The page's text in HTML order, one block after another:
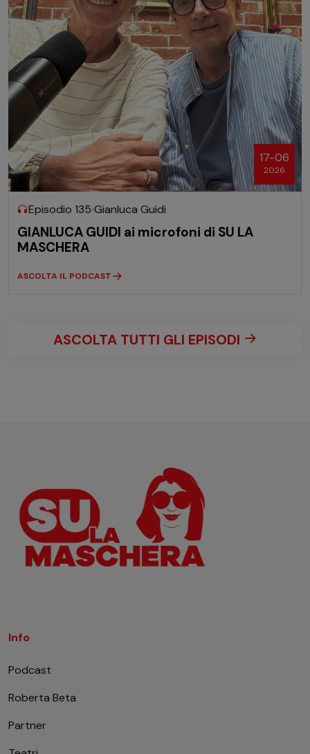
17-06
2026
Episodio 135 Gianluca Guidi
GIANLUCA GUIDI ai microfoni di SU LA
MASCHERA
ASCOLTA IL PODCAST
ASCOLTA TUTTI GLI EPISODI
Info
Podcast
Roberta Beta
Partner